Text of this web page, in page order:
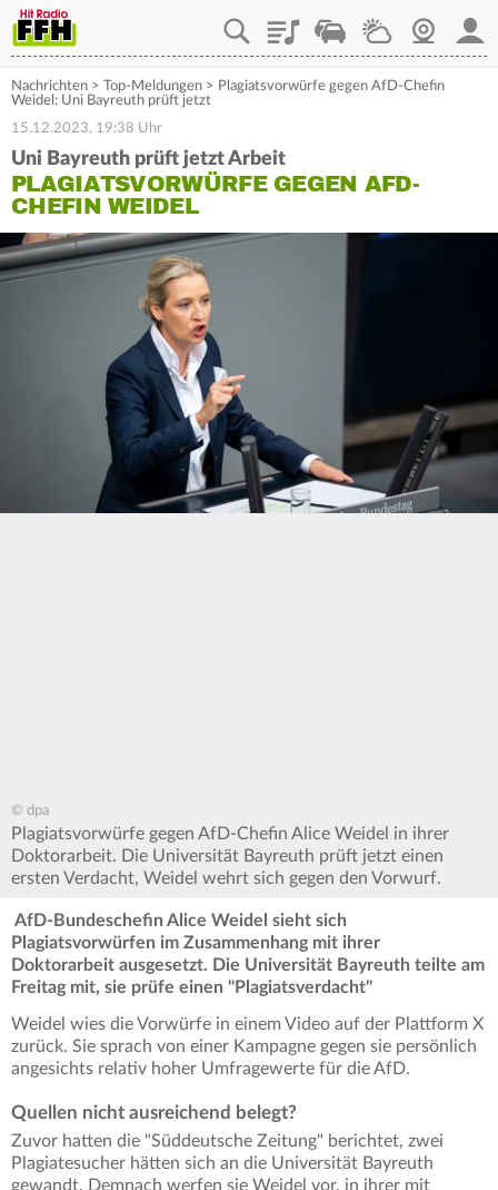
PlaylistStaupilotWetterWebcam
Nachrichten > Top-Meldungen > Plagiatsvorwürfe gegen AfD-Chefin
Weidel: Uni Bayreuth prüft jetzt
15.12.2023, 19:38 Uhr
Uni Bayreuth prüft jetzt Arbeit
PLAGIATSVORWÜRFE GEGEN AFD-
CHEFIN WEIDEL
© dpa
Plagiatsvorwürfe gegen AfD-Chefin Alice Weidel in ihrer
Doktorarbeit. Die Universität Bayreuth prüft jetzt einen
ersten Verdacht, Weidel wehrt sich gegen den Vorwurf.
AfD-Bundeschefin Alice Weidel sieht sich
Plagiatsvorwürfen im Zusammenhang mit ihrer
Doktorarbeit ausgesetzt. Die Universität Bayreuth teilte am
Freitag mit, sie prüfe einen "Plagiatsverdacht"
Weidel wies die Vorwürfe in einem Video auf der Plattform X
zurück. Sie sprach von einer Kampagne gegen sie persönlich
angesichts relativ hoher Umfragewerte für die AfD.
Quellen nicht ausreichend belegt?
Zuvor hatten die "Süddeutsche Zeitung" berichtet, zwei
Plagiatesucher hätten sich an die Universität Bayreuth
gewandt. Demnach werfen sie Weidel vor, in ihrer mit